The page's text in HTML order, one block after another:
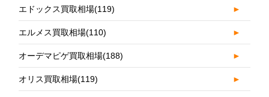
エドックス買取相場(119) ►
エルメス買取相場(110) ►
オーデマピゲ買取相場(188) ►
オリス買取相場(119) ►